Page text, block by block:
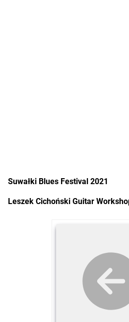
Suwałki Blues Festival 2021
Leszek Cichoński Guitar